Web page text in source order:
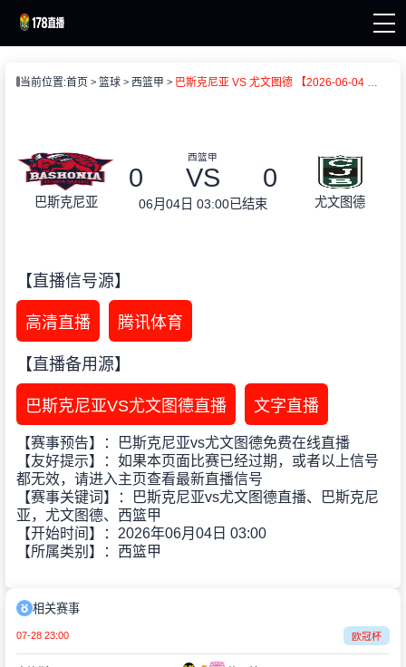
播
当前位置:首页 篮球 西篮甲 巴斯克尼亚 VS 尤文图德 【2026-06-04 03:00:00】
巴斯克尼亚
西篮甲
0 VS 0
06月04日 03:00已结束 尤文图德
【直播信号源】
高清直播 腾讯体育
【直播备用源】
巴斯克尼亚VS尤文图德直播 文字直播
【赛事预告】：巴斯克尼亚vs尤文图德免费在线直播
【友好提示】：如果本页面比赛已经过期，或者以上信号
都无效，请进入主页查看最新直播信号
【赛事关键词】：巴斯克尼亚vs尤文图德直播、巴斯克尼
亚，尤文图德、西篮甲
【开始时间】：2026年06月04日 03:00
【所属类别】：西篮甲
相关赛事
07-28 23:00 欧冠杯